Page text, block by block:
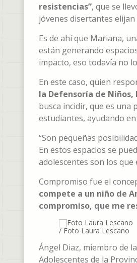
resistencias”, que se
jóvenes disertantes
Es de ahí que Mariana,
están generando
impacto, eso todavía no
En este caso, quien
la Defensoría de
busca incidir, que es una
estudiantes, ayudando en
“Son pequeñas
En estos espacios se
adolescentes son los que
Compromiso fue el
compete a un niño de
compromiso, que me
/ Foto Laura Lescano
Ángel Diaz, miembro de
Adolescentes de la